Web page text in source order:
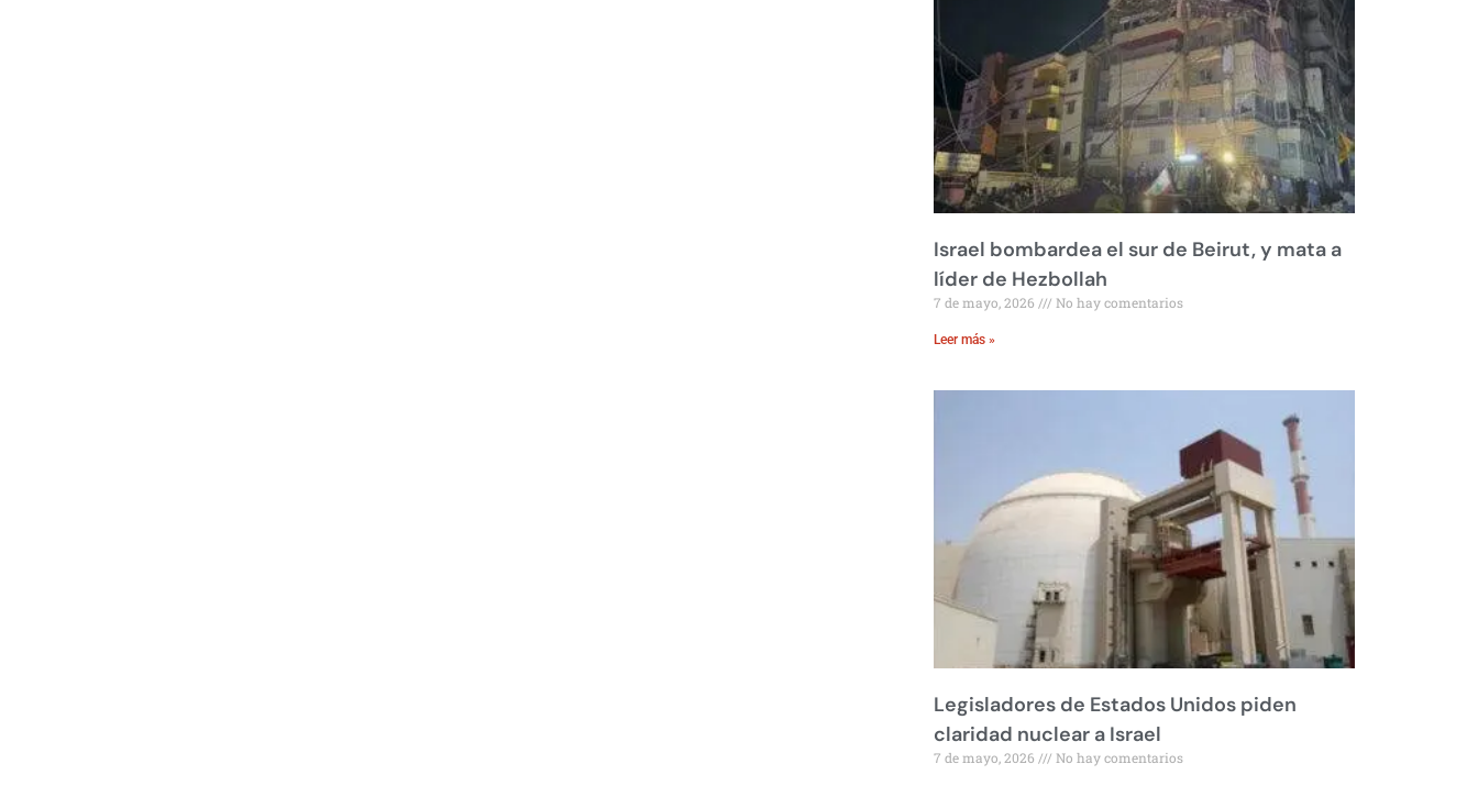
Israel bombardea el sur de Beirut, y mata a
líder de Hezbollah
7 de mayo, 2026 No hay comentarios
Leer más »
Legisladores de Estados Unidos piden
claridad nuclear a Israel
7 de mayo, 2026 No hay comentarios